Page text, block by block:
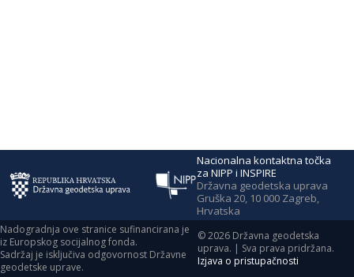
Nacionalna kontaktna točka
za NIPP i INSPIRE
Državna geodetska uprava
Gruška 20, 10 000 Zagreb,
Hrvatska
Nadogradnja ove stranice sufinancirana je
iz Europskog socijalnog fonda.
Sadržaj je isključiva odgovornost Državne
geodetske uprave.
©2026 Državna geodetska
uprava. | Sva prava pridržana.
Izjava o pristupačnosti